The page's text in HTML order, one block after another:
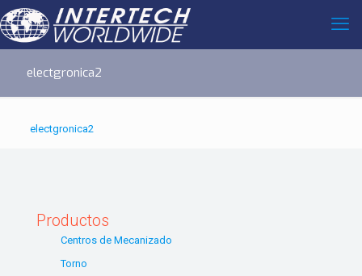
electgronica2
electgronica2
Productos
Centros de Mecanizado
Torno